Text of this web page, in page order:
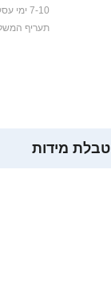
7-10 ימי עסקים
תעריף
טבלת מידות